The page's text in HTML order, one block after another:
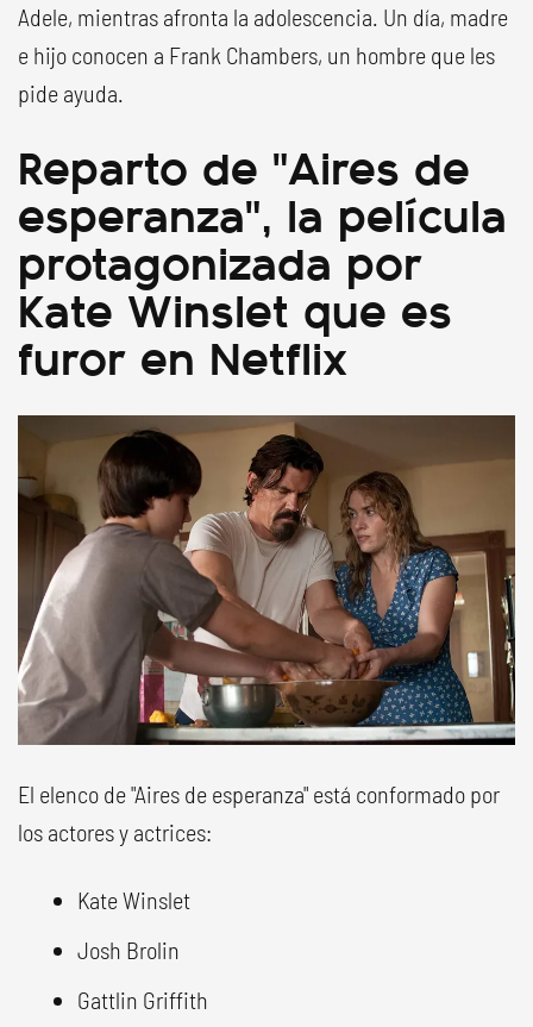
Adele, mientras afronta la adolescencia. Un día, madre
e hijo conocen a Frank Chambers, un hombre que les
pide ayuda.
Reparto de "Aires de
esperanza", la película
protagonizada por
Kate Winslet que es
furor en Netflix
El elenco de "Aires de esperanza" está conformado por
los actores y actrices:
Kate Winslet
Josh Brolin
Gattlin Griffith